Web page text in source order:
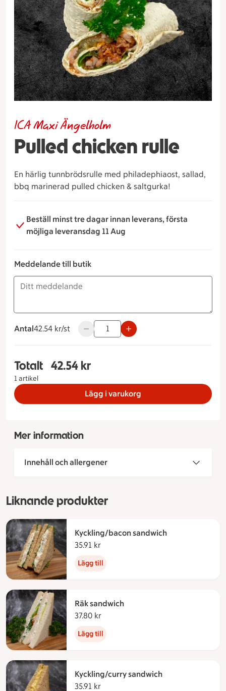
Pulled chicken rulle
ICA Maxi Ängelholm
En härlig tunnbrödsrulle med philadephiaost, sallad,
bbq marinerad pulled chicken & saltgurka!
Beställ minst tre dagar innan leverans, första
möjliga leveransdag 11 Aug
Meddelande till butik
Antal
42.54 kronor styck
42.54 kr/st Använd knapparna för att minska
Totalt
1 artikel
Totalt 1 stycken Pulled Chicken Rulle, 42.54
42.54 kr
Lägg i varukorg
Mer information
Innehåll och allergener
Liknande produkter
Kyckling/bacon sandwich
35.91 kr
Lägg till
Räk sandwich
37.80 kr
Lägg till
Kyckling/curry sandwich
35.91 kr